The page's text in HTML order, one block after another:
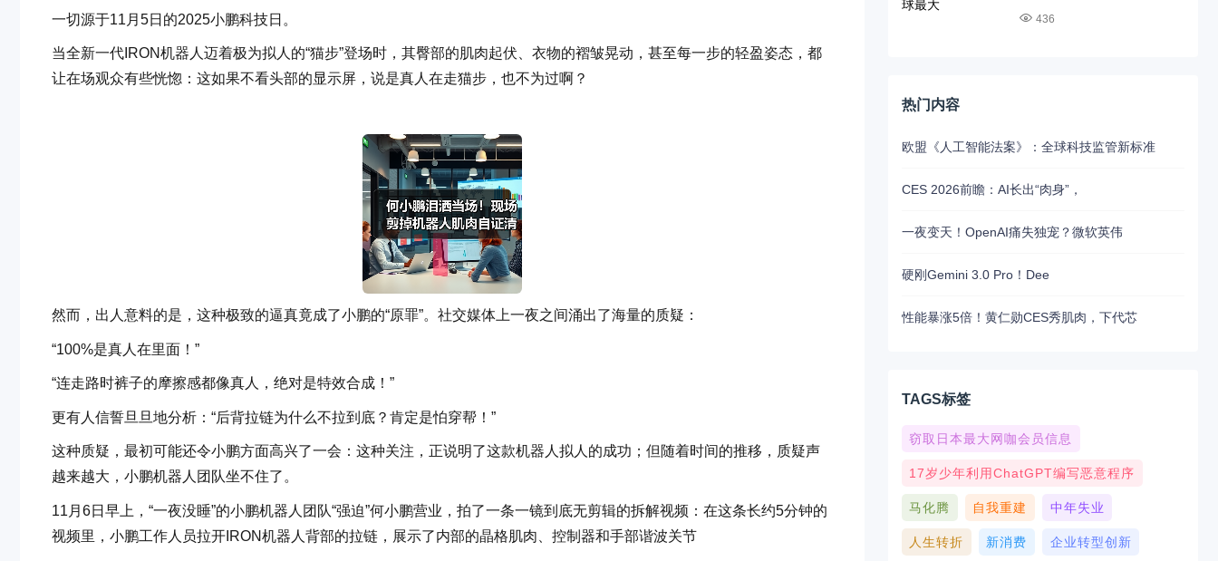
一切源于11月5日的2025小鹏科技日。
当全新一代IRON机器人迈着极为拟人的“猫步”登场时，其臀部的肌肉起伏、衣物的褶皱晃动，甚至每一步的轻盈姿态，都
让在场观众有些恍惚：这如果不看头部的显示屏，说是真人在走猫步，也不为过啊？
然而，出人意料的是，这种极致的逼真竟成了小鹏的“原罪”。社交媒体上一夜之间涌出了海量的质疑：
“100%是真人在里面！”
“连走路时裤子的摩擦感都像真人，绝对是特效合成！”
更有人信誓旦旦地分析：“后背拉链为什么不拉到底？肯定是怕穿帮！”
这种质疑，最初可能还令小鹏方面高兴了一会：这种关注，正说明了这款机器人拟人的成功；但随着时间的推移，质疑声
越来越大，小鹏机器人团队坐不住了。
11月6日早上，“一夜没睡”的小鹏机器人团队“强迫”何小鹏营业，拍了一条一镜到底无剪辑的拆解视频：在这条长约5分钟的
视频里，小鹏工作人员拉开IRON机器人背部的拉链，展示了内部的晶格肌肉、控制器和手部谐波关节
436
热门内容
欧盟《人工智能法案》：全球科技监管新标准
CES 2026前瞻：AI长出“肉身”，
一夜变天！OpenAI痛失独宠？微软英伟
硬刚Gemini 3.0 Pro！Dee
性能暴涨5倍！黄仁勋CES秀肌肉，下代芯
TAGS标签
窃取日本最大网咖会员信息
17岁少年利用ChatGPT编写恶意程序
马化腾 自我重建 中年失业
人生转折 新消费 企业转型创新